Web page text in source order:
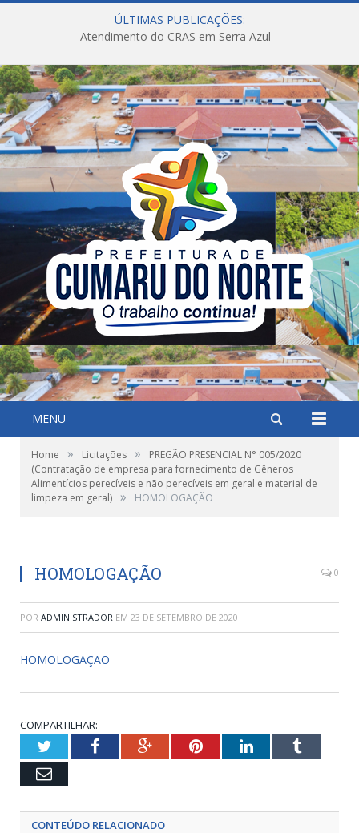
ÚLTIMAS PUBLICAÇÕES:
Atendimento do CRAS em Serra Azul
MENU
Home » Licitações »
PREGÃO PRESENCIAL N° 005/2020
(Contratação de empresa para fornecimento de Gêneros
Alimentícios perecíveis e não perecíveis em geral e material de
limpeza em geral) » HOMOLOGAÇÃO
HOMOLOGAÇÃO 0
POR ADMINISTRADOR EM 23 DE SETEMBRO DE 2020
HOMOLOGAÇÃO
COMPARTILHAR:
TwitterFacebookGoogle+PinterestLinkedInTumblr
Email
CONTEÚDO RELACIONADO